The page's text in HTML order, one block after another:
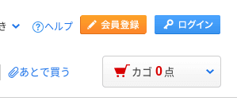
ヘルプ
あとで買う カゴ 0 点